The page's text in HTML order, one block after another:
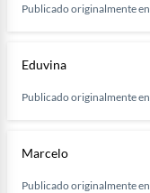
Publicado originalmente en
Eduvina
Publicado originalmente en
Marcelo
Publicado originalmente en